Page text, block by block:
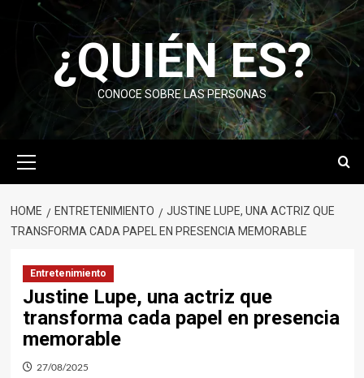
¿QUIÉN ES?
CONOCE SOBRE LAS PERSONAS
Menu
HOME ENTRETENIMIENTO
JUSTINE LUPE, UNA ACTRIZ QUE
TRANSFORMA CADA PAPEL EN PRESENCIA MEMORABLE
Entretenimiento
Justine Lupe, una actriz que
transforma cada papel en presencia
memorable
27/08/2025